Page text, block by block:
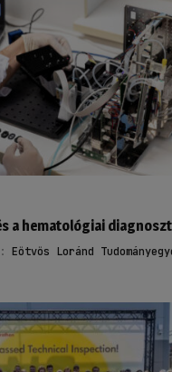
a hematológiai
Eötvös Loránd